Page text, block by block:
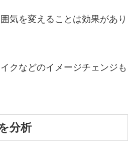
気を変えることは効果があり
クなどのイメージチェンジも
分析